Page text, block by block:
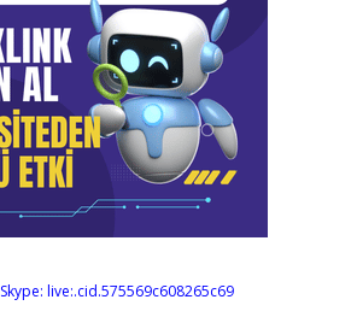
Skype: live:.cid.575569c608265c69